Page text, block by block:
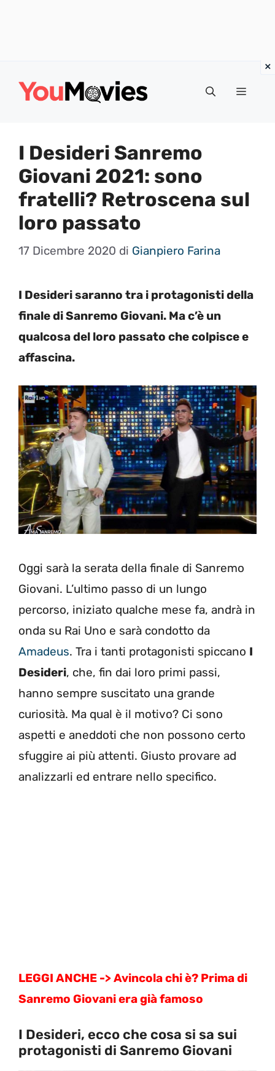
Menu
I Desideri Sanremo
Giovani 2021: sono
fratelli? Retroscena sul
loro passato
17 Dicembre 2020 di Gianpiero Farina
I Desideri saranno tra i protagonisti della
finale di Sanremo Giovani. Ma c’è un
qualcosa del loro passato che colpisce e
affascina.
Oggi sarà la serata della finale di Sanremo
Giovani. L’ultimo passo di un lungo
percorso, iniziato qualche mese fa, andrà in
onda su Rai Uno e sarà condotto da
Amadeus. Tra i tanti protagonisti spiccano I
Desideri, che, fin dai loro primi passi,
hanno sempre suscitato una grande
curiosità. Ma qual è il motivo? Ci sono
aspetti e aneddoti che non possono certo
sfuggire ai più attenti. Giusto provare ad
analizzarli ed entrare nello specifico.
LEGGI ANCHE -> Avincola chi è? Prima di
Sanremo Giovani era già famoso
I Desideri, ecco che cosa si sa sui
protagonisti di Sanremo Giovani